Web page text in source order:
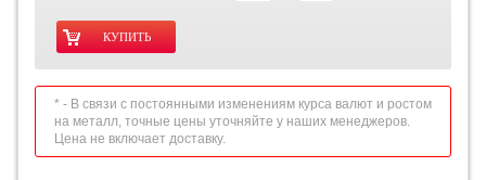
* - В связи с постоянными изменениям курса валют и ростом
на металл, точные цены уточняйте у наших менеджеров.
Цена не включает доставку.